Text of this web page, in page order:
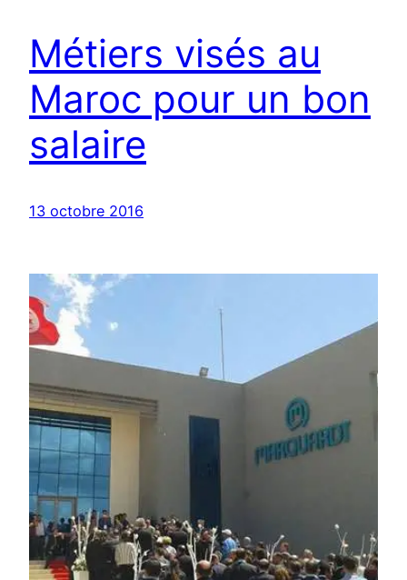
Métiers visés au
Maroc pour un bon
salaire
13 octobre 2016